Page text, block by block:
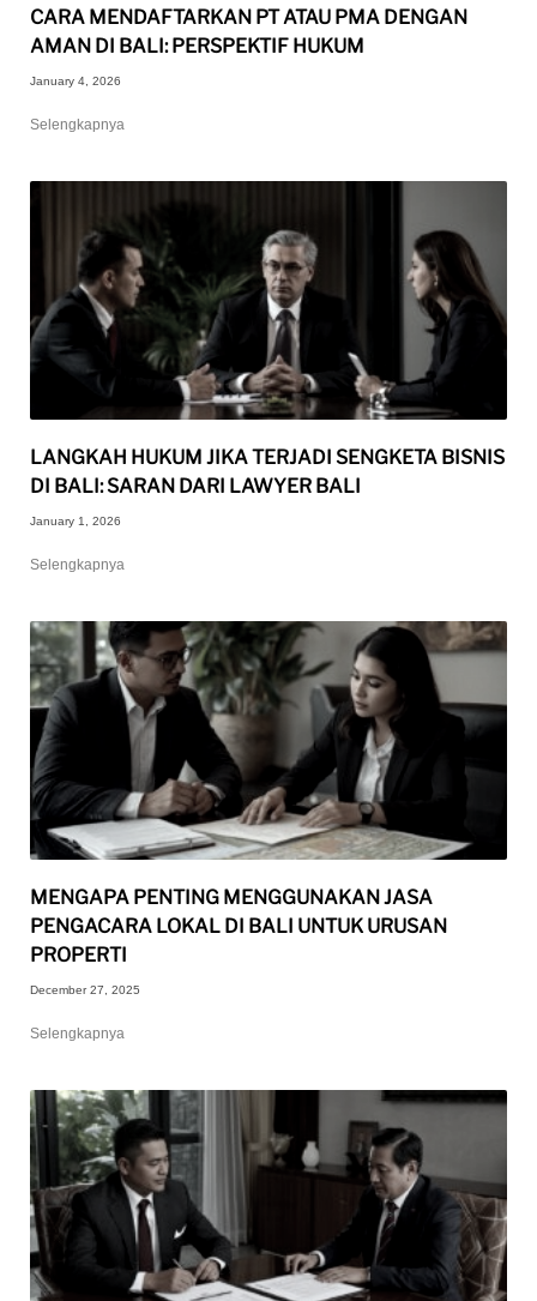
CARA MENDAFTARKAN PT ATAU PMA DENGAN
AMAN DI BALI: PERSPEKTIF HUKUM
January 4, 2026
Selengkapnya
LANGKAH HUKUM JIKA TERJADI SENGKETA BISNIS
DI BALI: SARAN DARI LAWYER BALI
January 1, 2026
Selengkapnya
MENGAPA PENTING MENGGUNAKAN JASA
PENGACARA LOKAL DI BALI UNTUK URUSAN
PROPERTI
December 27, 2025
Selengkapnya